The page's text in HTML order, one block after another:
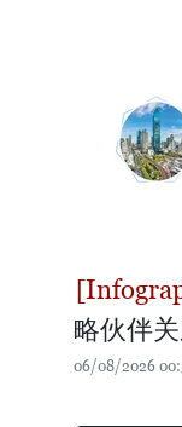
略伙伴
06/08/2026